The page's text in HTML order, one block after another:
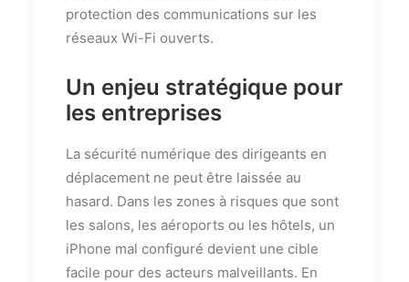
protection des communications sur les
réseaux Wi-Fi ouverts.
Un enjeu stratégique pour
les entreprises
La sécurité numérique des dirigeants en
déplacement ne peut être laissée au
hasard. Dans les zones à risques que sont
les salons, les aéroports ou les hôtels, un
iPhone mal configuré devient une cible
facile pour des acteurs malveillants. En